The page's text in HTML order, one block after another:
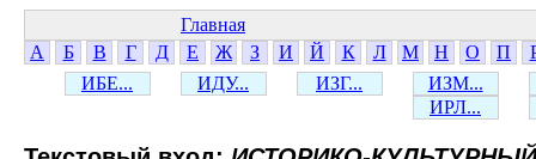
Главная
А
Б В Г Д Е Ж З И Й К Л М Н О П
ИБЕ...
ИДУ... ИЗГ...
ИЗМ...
ИРЛ...